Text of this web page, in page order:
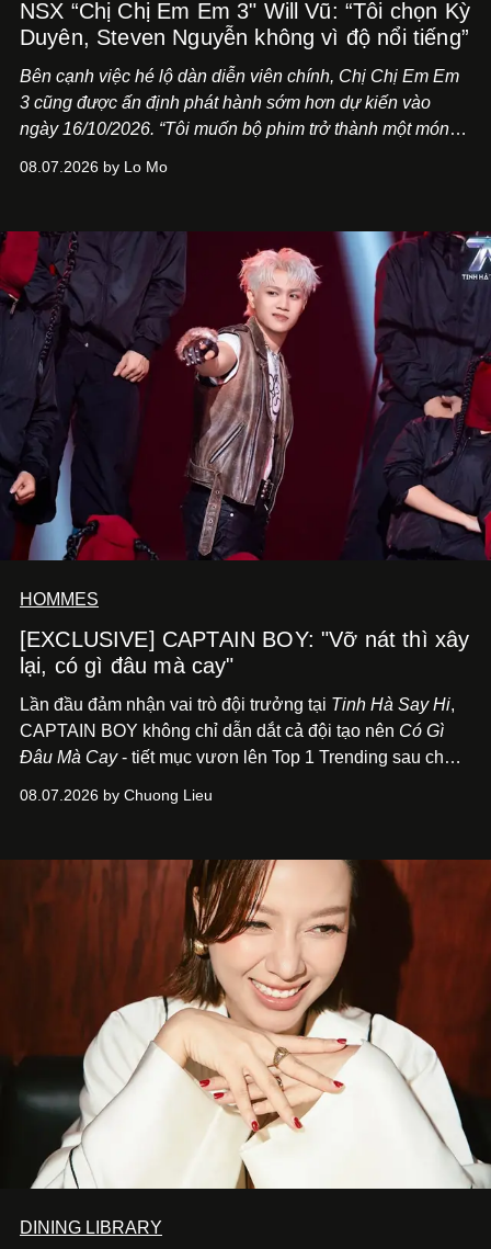
NSX “Chị Chị Em Em 3" Will Vũ: “Tôi chọn Kỳ
Duyên, Steven Nguyễn không vì độ nổi tiếng”
Bên cạnh việc hé lộ dàn diễn viên chính, Chị Chị Em Em
3 cũng được ấn định phát hành sớm hơn dự kiến vào
ngày 16/10/2026. “Tôi muốn bộ phim trở thành một món
Việt Nam”, NSX Will Vũ cho biết.
08.07.2026 by Lo Mo
HOMMES
[EXCLUSIVE] CAPTAIN BOY: "Vỡ nát thì xây
lại, có gì đâu mà cay"
Lần đầu đảm nhận vai trò đội trưởng tại Tinh Hà Say Hi,
CAPTAIN BOY không chỉ dẫn dắt cả đội tạo nên Có Gì
Đâu Mà Cay- tiết mục vươn lên Top 1 Trending sau chưa
để lắng nghe, kết nối và tin tưởng đồng đội. Với nam
trình trở thành một producer thực thụ.
08.07.2026 by Chuong Lieu
DINING LIBRARY